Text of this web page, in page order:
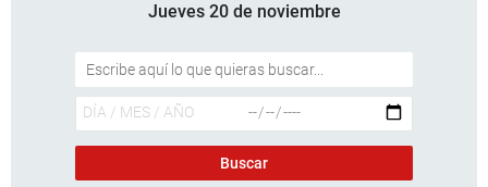
Jueves 20 de noviembre